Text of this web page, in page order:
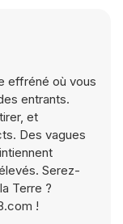
effréné où vous
entrants.
et
Des vagues
Serez-
Terre ?
!